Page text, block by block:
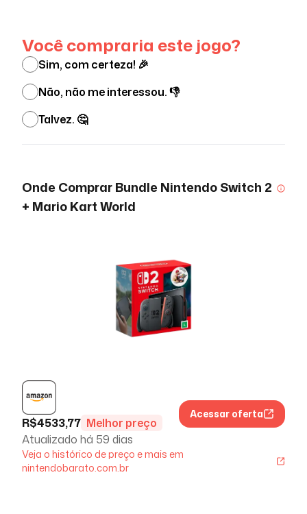
Você compraria este jogo?
Sim, com certeza! 🎉
Não, não me interessou. 👎
Talvez. 🤔
Onde ComprarBundle Nintendo Switch 2
+ Mario Kart World
R$4533,77 Melhor preço
Atualizado há 59 dias
Acessar oferta
Veja o histórico de preço e mais em
nintendobarato.com.br